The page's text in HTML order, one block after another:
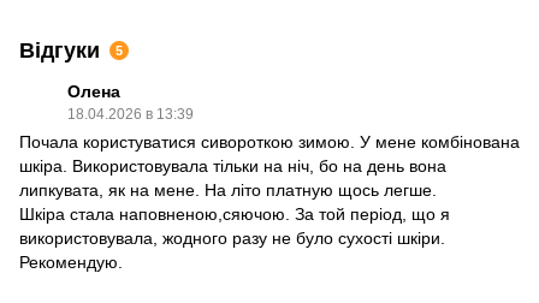
Відгуки 5
Олена
18.04.2026 в 13:39
Почала користуватися сивороткою зимою. У мене комбінована
шкіра. Використовувала тільки на ніч, бо на день вона
липкувата, як на мене. На літо платную щось легше.
Шкіра стала наповненою,сяючою. За той період, що я
використовувала, жодного разу не було сухості шкіри.
Рекомендую.